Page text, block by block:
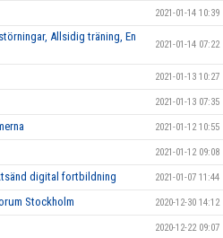
2021-01-14 10:39
Allsidig träning, En
2021-01-14 07:22
2021-01-13 10:27
2021-01-13 07:35
2021-01-12 10:55
2021-01-12 09:08
digital fortbildning 2021-01-07 11:44
Stockholm 2020-12-30 14:12
2020-12-22 09:07